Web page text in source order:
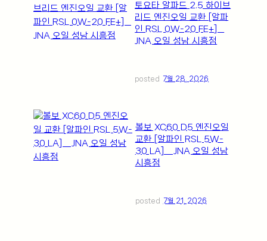
토요타 알파드 2.5 하이브
리드 엔진오일 교환 [알파
인 RSL 0W-20 FE+] _
JNA 오일 성남 시흥점
posted 7월 28, 2026
볼보 XC60 D5 엔진오일
교환 [알파인 RSL 5W-
30 LA] _ JNA 오일 성남
시흥점
posted 7월 21, 2026